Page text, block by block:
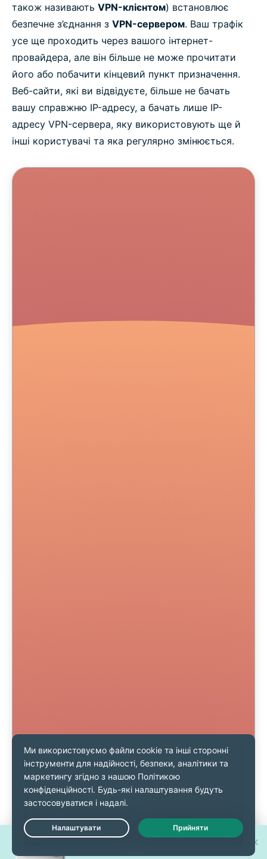
також називають VPN-клієнтом) встановлює
безпечне з’єднання з VPN-сервером. Ваш трафік
усе ще проходить через вашого інтернет-
провайдера, але він більше не може прочитати
його або побачити кінцевий пункт призначення.
Веб-сайти, які ви відвідуєте, більше не бачать
вашу справжню IP-адресу, а бачать лише IP-
адресу VPN-сервера, яку використовують ще й
інші користувачі та яка регулярно змінюється.
Live Chat
Виграйте один із 30 нових